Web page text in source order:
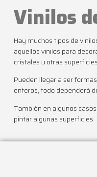
Vinilos
Hay muchos tipos de
aquellos vinilos para
cristales u otras
Pueden llegar a ser
enteros, todo dependerá
También en algunos
pintar algunas superficies.